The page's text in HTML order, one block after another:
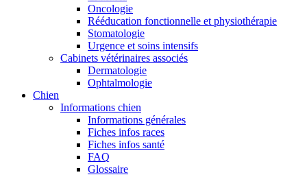
Oncologie
Rééducation fonctionnelle et physiothérapie
Stomatologie
Urgence et soins intensifs
Cabinets vétérinaires associés
Dermatologie
Ophtalmologie
Chien
Informations chien
Informations générales
Fiches infos races
Fiches infos santé
FAQ
Glossaire